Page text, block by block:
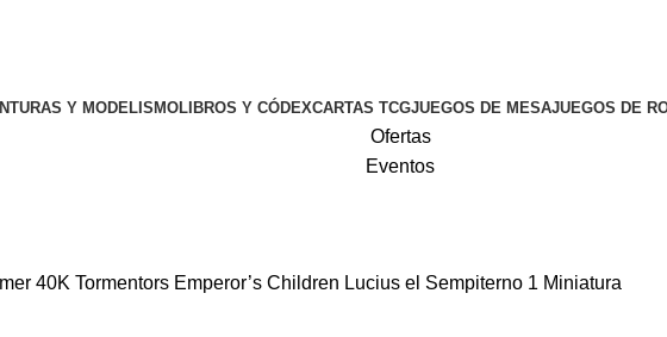
Y MODELISMOLIBROS Y CÓDEXCARTAS TCGJUEGOS DE MESAJUEGOS DE
Ofertas
Eventos
40K Tormentors Emperor’s Children Lucius el Sempiterno 1 Miniatura